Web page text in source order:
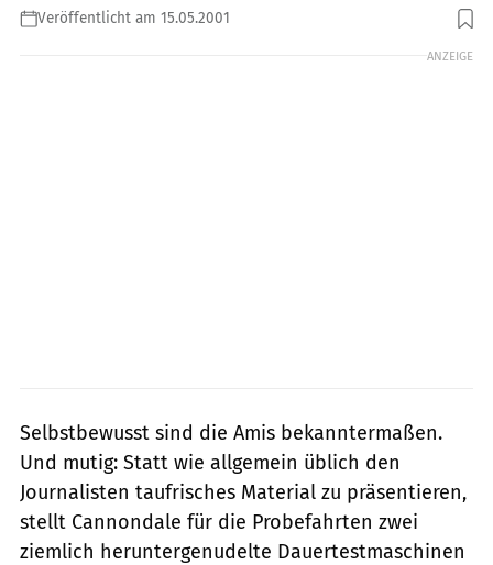
Veröffentlicht am 15.05.2001
ANZEIGE
Selbstbewusst sind die Amis bekanntermaßen.
Und mutig: Statt wie allgemein üblich den
Journalisten taufrisches Material zu präsentieren,
stellt Cannondale für die Probefahrten zwei
ziemlich heruntergenudelte Dauertestmaschinen